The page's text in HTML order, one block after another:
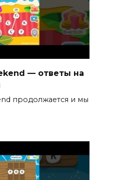
— ответы на
продолжается и мы